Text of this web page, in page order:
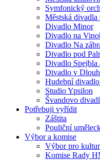
Symfonický
Městská divadla
Divadlo Minor
Divadlo na
Divadlo Na
Divadlo pod
Divadlo Spejbla
Divadlo v
Hudební
Studio Ypsilon
Švandovo
Potřebuji vyřídit
Záštita
Pouliční
Výbor a komise
Výbor pro
Komise Rady